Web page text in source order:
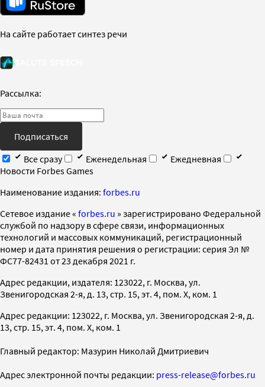
На сайте работает синтез речи
Рассылка:
Подписаться
Все сразу
Еженедельная
Ежедневная
Новости Forbes Games
Наименование издания: forbes.ru
Cетевое издание « forbes.ru » зарегистрировано Федеральной
службой по надзору в сфере связи, информационных
технологий и массовых коммуникаций, регистрационный
номер и дата принятия решения о регистрации: серия Эл №
ФС77-82431 от 23 декабря 2021 г.
Адрес редакции, издателя: 123022, г. Москва, ул.
Звенигородская 2-я, д. 13, стр. 15, эт. 4, пом. X, ком. 1
Адрес редакции: 123022, г. Москва, ул. Звенигородская 2-я, д.
13, стр. 15, эт. 4, пом. X, ком. 1
Главный редактор: Мазурин Николай Дмитриевич
Адрес электронной почты редакции: press-release@forbes.ru